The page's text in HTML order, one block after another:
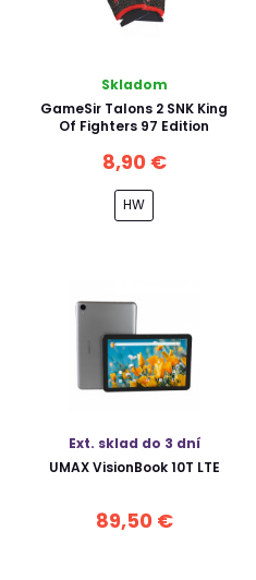
Skladom
GameSir Talons 2 SNK King
Of Fighters 97 Edition
8,90 €
HW
Ext. sklad do 3 dní
UMAX VisionBook 10T LTE
89,50 €